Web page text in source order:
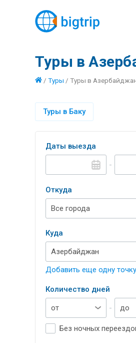
Туры в
/ Туры / Туры в
Туры в Баку
Даты выезда
-
Откуда
Куда
Добавить еще одну
Количество дней
-
Без ночных